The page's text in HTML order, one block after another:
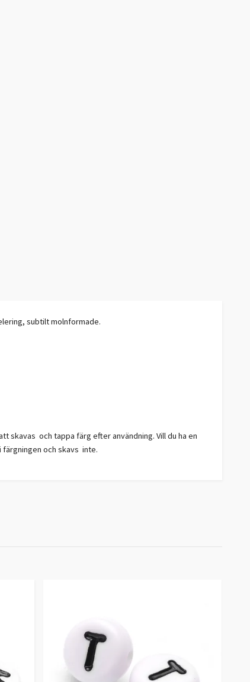
subtilt molnformade.
skavas och tappa färg efter användning. Vill du ha en
och skavs inte.